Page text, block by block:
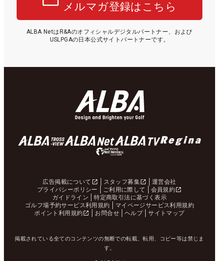
メルマガ登録はこちら
ALBA NetはR&Aのオフィシャルデジタルパートナー、および
USLPGAの日本公式サイトパートナーです。
広告掲載について スタッフ募集
運営会社
プライバシーポリシー
ご利用に際して
会員規約
ガイドライン
特定商取引法に基づく表示
ゴルフ場予約サービス利用規約
マイページサービス利用規約
ポイント利用規約
お問合せ ヘルプ サイトマップ
掲載されている全てのコンテンツの無断での転載、転用、コピー等は禁じま
す。